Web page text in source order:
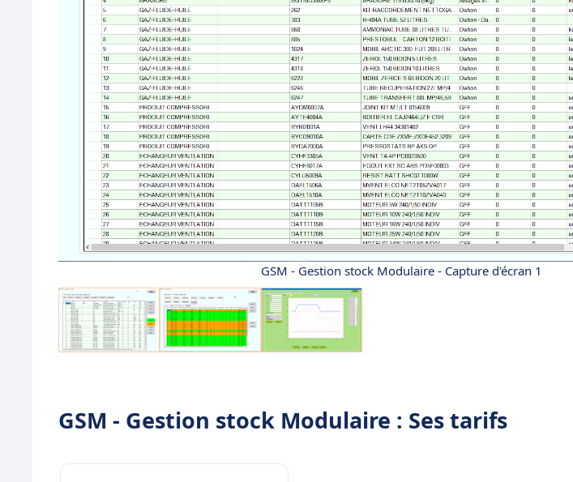
GSM - Gestion stock Modulaire - Capture d'écran 1
GSM - Gestion stock Modulaire : Ses tarifs